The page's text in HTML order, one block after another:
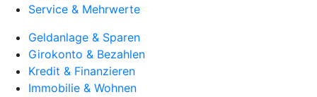
Service & Mehrwerte
Geldanlage & Sparen
Girokonto & Bezahlen
Kredit & Finanzieren
Immobilie & Wohnen